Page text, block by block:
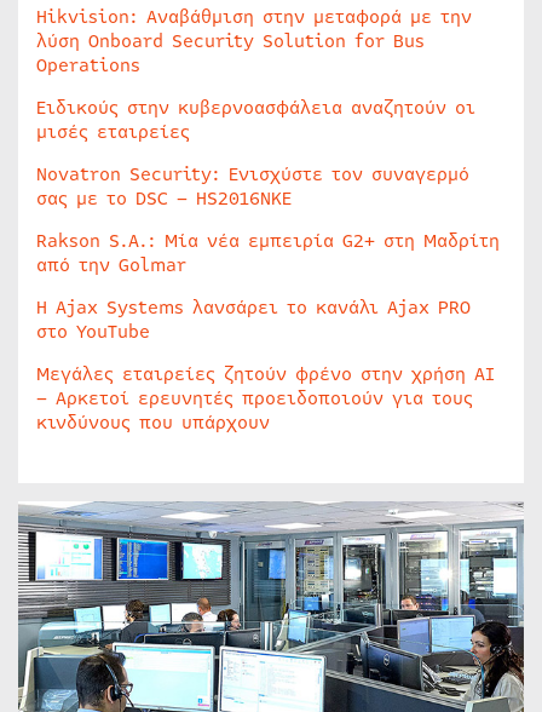
Hikvision: Αναβάθμιση στην μεταφορά με την
λύση Onboard Security Solution for Bus
Operations
Ειδικούς στην κυβερνοασφάλεια αναζητούν οι
μισές εταιρείες
Novatron Security: Ενισχύστε τον συναγερμό
σας με το DSC – HS2016NKE
Rakson S.A.: Μία νέα εμπειρία G2+ στη Μαδρίτη
από την Golmar
Η Ajax Systems λανσάρει το κανάλι Ajax PRO
στο YouTube
Μεγάλες εταιρείες ζητούν φρένο στην χρήση AI
– Αρκετοί ερευνητές προειδοποιούν για τους
κινδύνους που υπάρχουν